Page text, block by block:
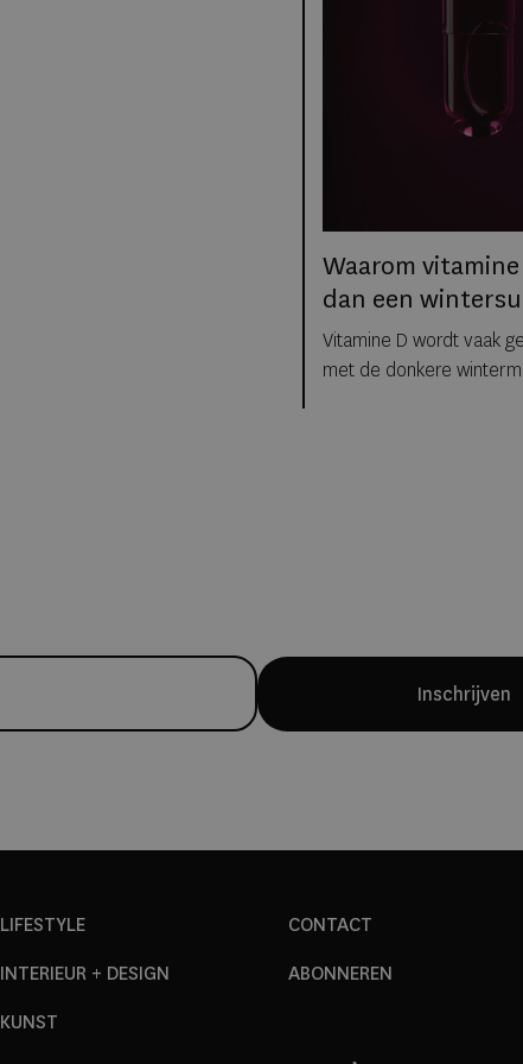
een all-day restaurant
producten samenkomen.
Waarom
dan een
Vitamine D wordt vaak
met de donkere
is ontwikkeld?Inschrijven
LIFESTYLE
INTERIEUR + DESIGN
KUNST
CONTACT
ABONNEREN